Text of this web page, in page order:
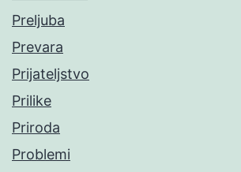
Preljuba
Prevara
Prijateljstvo
Prilike
Priroda
Problemi